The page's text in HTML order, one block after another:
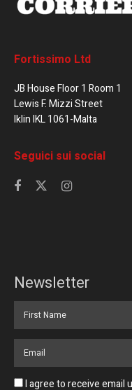
Fortissimo Ltd
JB House Floor 1 Room 1
Lewis F. Mizzi Street
Iklin IKL 1061-Malta
Seguici sui social
Newsletter
I agree to receive email